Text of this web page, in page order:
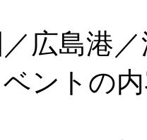
／広島港
ントの